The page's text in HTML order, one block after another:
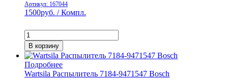
Артикул: 167044
1500руб. / Компл.
В корзину
Подробнее
Wartsila Распылитель 7184-9471547 Bosch